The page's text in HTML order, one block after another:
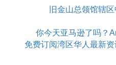
旧金山总领馆辖
你今天亚马逊了吗？
免费订阅湾区华人最新资